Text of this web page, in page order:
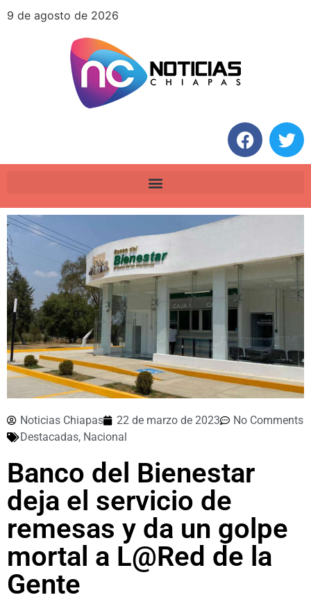
9 de agosto de 2026
Noticias Chiapas 22 de marzo de 2023
No Comments
Destacadas, Nacional
Banco del Bienestar
deja el servicio de
remesas y da un golpe
mortal a L@Red de la
Gente